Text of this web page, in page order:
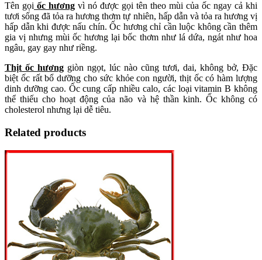
Tên gọi ốc hương vì nó được gọi tên theo mùi của ốc ngay cả khi
tươi sống đã tỏa ra hương thơm tự nhiên, hấp dẫn và tỏa ra hương vị
hấp dẫn khi được nấu chín. Ốc hương chỉ cần luộc không cần thêm
gia vị nhưng mùi ốc hương lại bốc thơm như lá dứa, ngát như hoa
ngâu, gay gay như riềng.
Thịt ốc hương giòn ngọt, lúc nào cũng tươi, dai, không bở, Đặc
biệt ốc rất bổ dưỡng cho sức khỏe con người, thịt ốc có hàm lượng
dinh dưỡng cao. Ốc cung cấp nhiều calo, các loại vitamin B không
thể thiếu cho hoạt động của não và hệ thần kinh. Ốc không có
cholesterol nhưng lại dễ tiêu.
Related products